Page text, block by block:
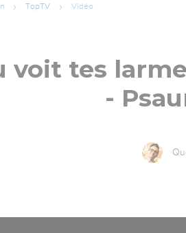
TopTV Vidéo
voit tes
-